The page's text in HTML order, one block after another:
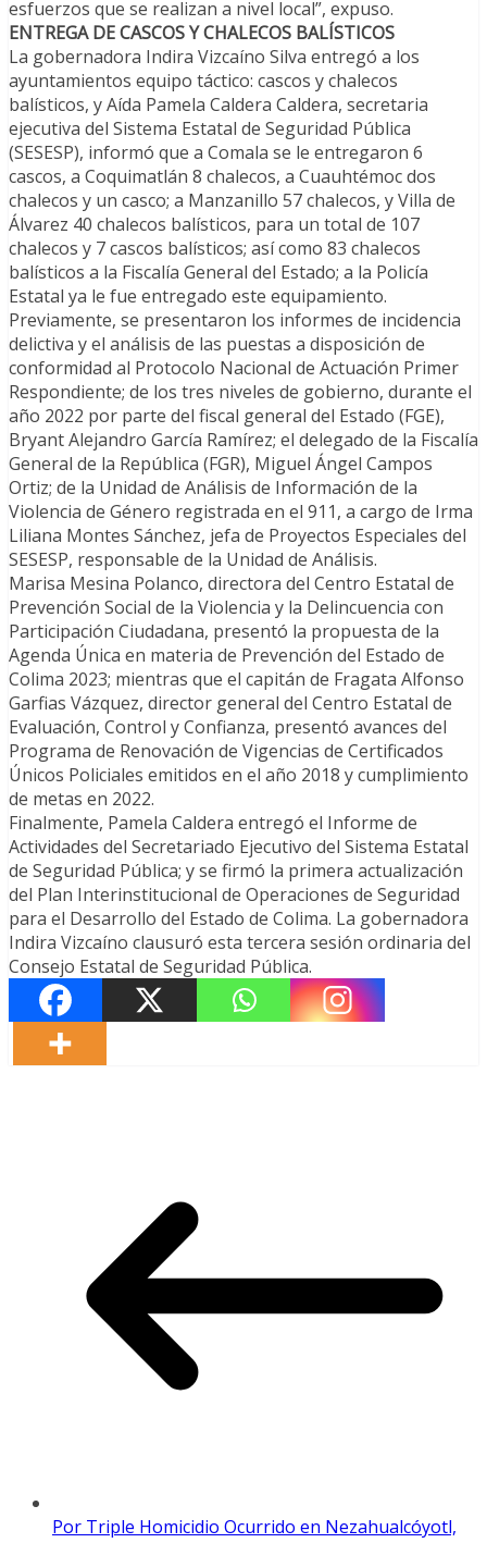
esfuerzos que se realizan a nivel local”, expuso.
ENTREGA DE CASCOS Y CHALECOS BALÍSTICOS
La gobernadora Indira Vizcaíno Silva entregó a los
ayuntamientos equipo táctico: cascos y chalecos
balísticos, y Aída Pamela Caldera Caldera, secretaria
ejecutiva del Sistema Estatal de Seguridad Pública
(SESESP), informó que a Comala se le entregaron 6
cascos, a Coquimatlán 8 chalecos, a Cuauhtémoc dos
chalecos y un casco; a Manzanillo 57 chalecos, y Villa de
Álvarez 40 chalecos balísticos, para un total de 107
chalecos y 7 cascos balísticos; así como 83 chalecos
balísticos a la Fiscalía General del Estado; a la Policía
Estatal ya le fue entregado este equipamiento.
Previamente, se presentaron los informes de incidencia
delictiva y el análisis de las puestas a disposición de
conformidad al Protocolo Nacional de Actuación Primer
Respondiente; de los tres niveles de gobierno, durante el
año 2022 por parte del fiscal general del Estado (FGE),
Bryant Alejandro García Ramírez; el delegado de la Fiscalía
General de la República (FGR), Miguel Ángel Campos
Ortiz; de la Unidad de Análisis de Información de la
Violencia de Género registrada en el 911, a cargo de Irma
Liliana Montes Sánchez, jefa de Proyectos Especiales del
SESESP, responsable de la Unidad de Análisis.
Marisa Mesina Polanco, directora del Centro Estatal de
Prevención Social de la Violencia y la Delincuencia con
Participación Ciudadana, presentó la propuesta de la
Agenda Única en materia de Prevención del Estado de
Colima 2023; mientras que el capitán de Fragata Alfonso
Garfias Vázquez, director general del Centro Estatal de
Evaluación, Control y Confianza, presentó avances del
Programa de Renovación de Vigencias de Certificados
Únicos Policiales emitidos en el año 2018 y cumplimiento
de metas en 2022.
Finalmente, Pamela Caldera entregó el Informe de
Actividades del Secretariado Ejecutivo del Sistema Estatal
de Seguridad Pública; y se firmó la primera actualización
del Plan Interinstitucional de Operaciones de Seguridad
para el Desarrollo del Estado de Colima. La gobernadora
Indira Vizcaíno clausuró esta tercera sesión ordinaria del
Consejo Estatal de Seguridad Pública.
Por Triple Homicidio Ocurrido en Nezahualcóyotl,